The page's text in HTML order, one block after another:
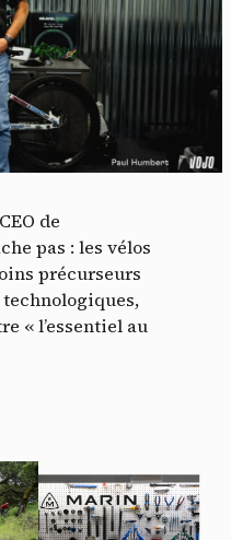
de
pas : les vélos
précurseurs
« l’essentiel au